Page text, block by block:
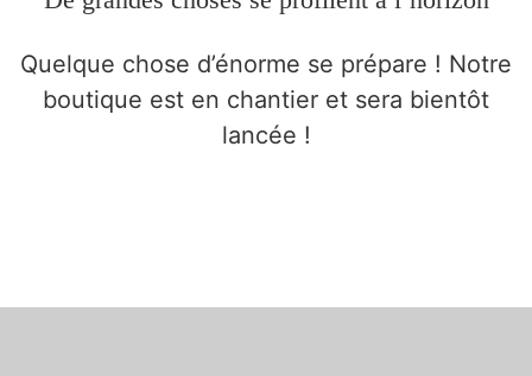
Quelque chose d’énorme se prépare ! Notre
boutique est en chantier et sera bientôt
lancée !